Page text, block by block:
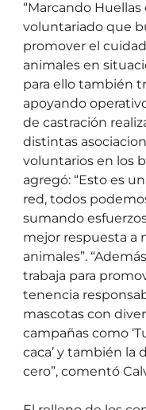
“Marcando Huellas
voluntariado que
promover el
animales en
para ello también
apoyando
de castración
distintas
voluntarios en los
agregó: “Esto es
red, todos
sumando
mejor respuesta a
animales”.
trabaja para
tenencia
mascotas con
campañas como
caca’ y también la
cero”, comentó